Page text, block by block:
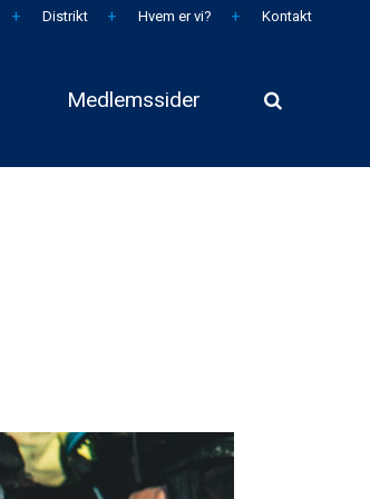
Distrikt Hvem er vi? Kontakt
Medlemssider